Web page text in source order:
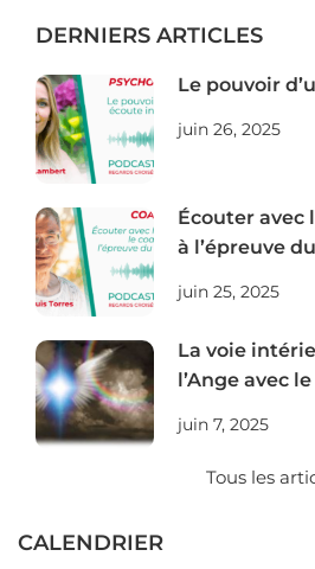
DERNIERS ARTICLES
Le pouvoir
juin 26, 2025
Écouter avec
à l’épreuve
juin 25, 2025
La voie
l’Ange avec
juin 7, 2025
Tous les
CALENDRIER